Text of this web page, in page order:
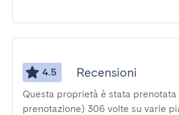
4.5 Recensioni
Questa proprietà è stata prenotata
prenotazione) 306 volte su varie